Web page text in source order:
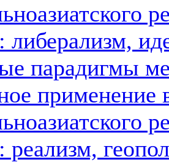
либерализм,
парадигмы
применение
реализм,